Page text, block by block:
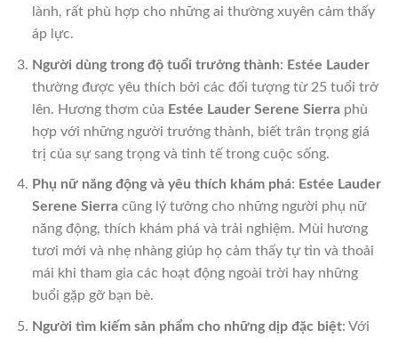
lành, rất phù hợp cho những ai thường xuyên cảm thấy
áp lực.
Người dùng trong độ tuổi trưởng thành: Estée Lauder
thường được yêu thích bởi các đối tượng từ 25 tuổi trở
lên. Hương thơm của Estée Lauder Serene Sierraphù
hợp với những người trưởng thành, biết trân trọng giá
trị của sự sang trọng và tinh tế trong cuộc sống.
Phụ nữ năng động và yêu thích khám phá: Estée Lauder
Serene Sierracũng lý tưởng cho những người phụ nữ
năng động, thích khám phá và trải nghiệm. Mùi hương
tươi mới và nhẹ nhàng giúp họ cảm thấy tự tin và thoải
mái khi tham gia các hoạt động ngoài trời hay những
buổi gặp gỡ bạn bè.
Người tìm kiếm sản phẩm cho những dịp đặc biệt: Với